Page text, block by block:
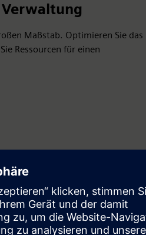
Maßstab. Optimieren Sie das
Ressourcen für einen